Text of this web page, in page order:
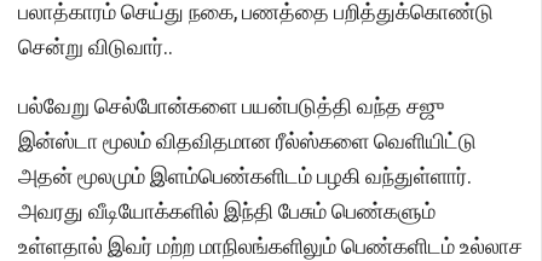
பலாத்காரம் செய்து நகை, பணத்தை பறித்துக்கொண்டு
சென்று விடுவார்..
பல்வேறு செல்போன்களை பயன்படுத்தி வந்த சஜு
இன்ஸ்டா மூலம் விதவிதமான ரீல்ஸ்களை வெளியிட்டு
அதன் மூலமும் இளம்பெண்களிடம் பழகி வந்துள்ளார்.
அவரது வீடியோக்களில் இந்தி பேசும் பெண்களும்
உள்ளதால் இவர் மற்ற மாநிலங்களிலும் பெண்களிடம் உல்லாச